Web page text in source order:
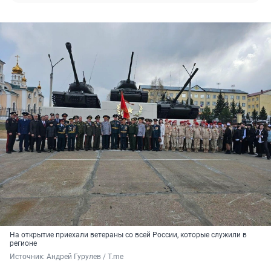
На открытие приехали ветераны со всей России, которые служили в
регионе
Источник: Андрей Гурулев / T.me